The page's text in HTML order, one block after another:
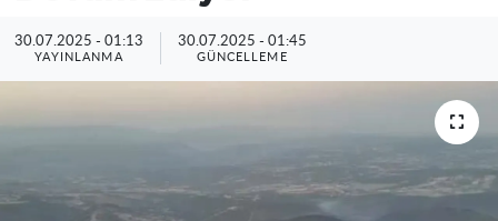
30.07.2025 - 01:13
YAYINLANMA
30.07.2025 - 01:45
GÜNCELLEME
Resmi İlanlar
Haber Arşivi